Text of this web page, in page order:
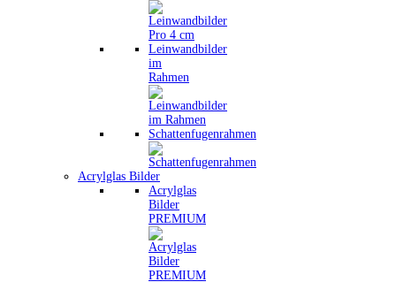
Leinwandbilder
im
Rahmen
Schattenfugenrahmen
Acrylglas Bilder
Acrylglas
Bilder
PREMIUM